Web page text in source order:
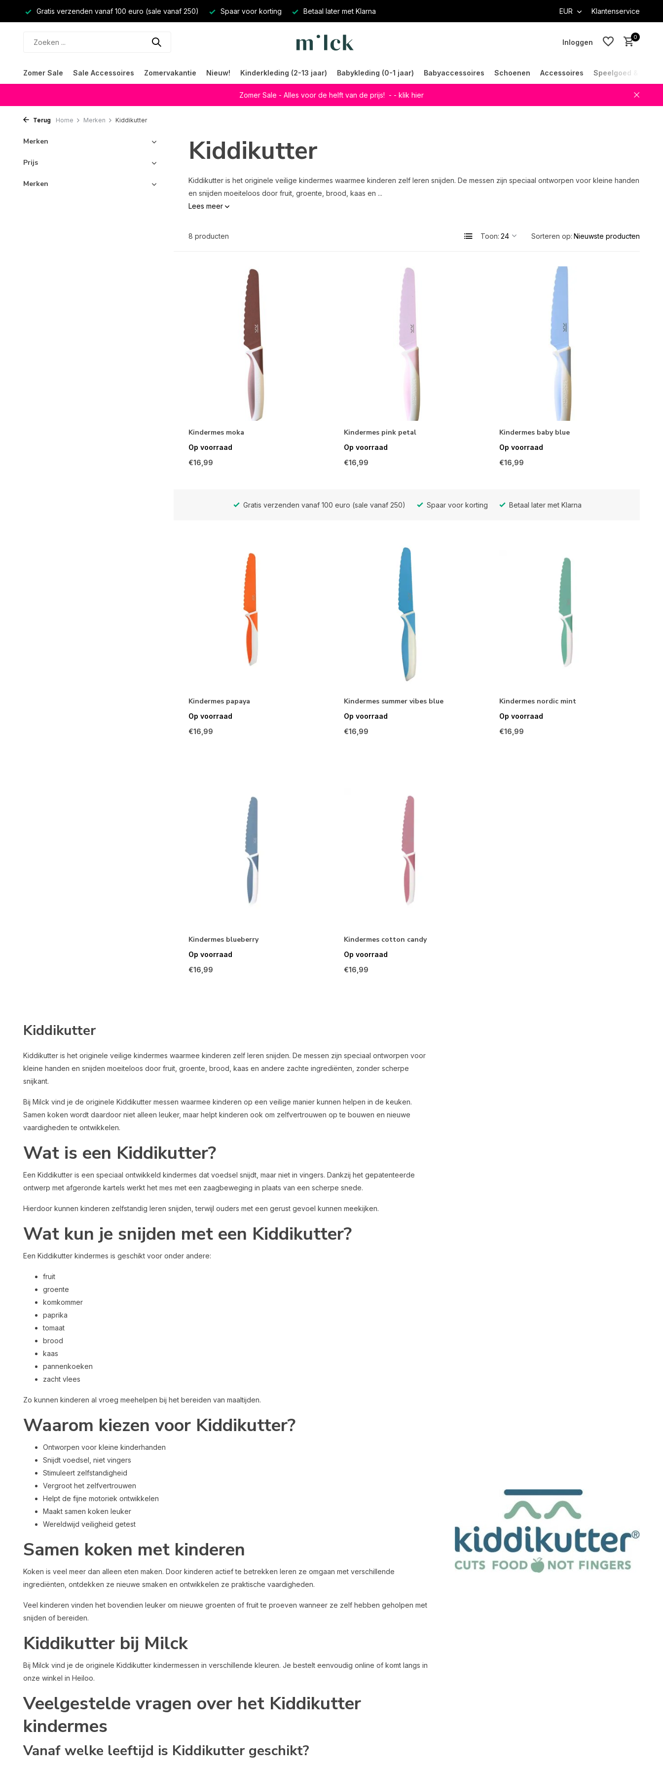
Gratis verzenden vanaf 100 euro (sale vanaf 250) Spaar voor korting Betaal later met Klarna EUR Klantenservice
Inloggen
0
Zomer Sale Sale Accessoires Zomervakantie Nieuw! Kinderkleding (2-13 jaar) Babykleding (0-1 jaar) Babyaccessoires Schoenen Accessoires Speelgoed &
Zomer Sale - Alles voor de helft van de prijs! - - klik hier
Terug Home Merken Kiddikutter
Merken
Prijs
Merken
Kiddikutter
Kiddikutter is het originele veilige kindermes waarmee kinderen zelf leren snijden. De messen zijn speciaal ontworpen voor kleine handen
en snijden moeiteloos door fruit, groente, brood, kaas en ...
Lees meer
8 producten Toon: Sorteren op:
Kindermes moka
Op voorraad
€16,99
Kindermes pink petal
Op voorraad
€16,99
Kindermes baby blue
Op voorraad
€16,99
Gratis verzenden vanaf 100 euro (sale vanaf 250) Spaar voor korting Betaal later met Klarna
Kindermes papaya
Op voorraad
€16,99
Kindermes summer vibes blue
Op voorraad
€16,99
Kindermes nordic mint
Op voorraad
€16,99
Kindermes blueberry
Op voorraad
€16,99
Kindermes cotton candy
Op voorraad
€16,99
Kiddikutter
Kiddikutter is het originele veilige kindermes waarmee kinderen zelf leren snijden. De messen zijn speciaal ontworpen voor
kleine handen en snijden moeiteloos door fruit, groente, brood, kaas en andere zachte ingrediënten, zonder scherpe
snijkant.
Bij Milck vind je de originele Kiddikutter messen waarmee kinderen op een veilige manier kunnen helpen in de keuken.
Samen koken wordt daardoor niet alleen leuker, maar helpt kinderen ook om zelfvertrouwen op te bouwen en nieuwe
vaardigheden te ontwikkelen.
Wat is een Kiddikutter?
Een Kiddikutter is een speciaal ontwikkeld kindermes dat voedsel snijdt, maar niet in vingers. Dankzij het gepatenteerde
ontwerp met afgeronde kartels werkt het mes met een zaagbeweging in plaats van een scherpe snede.
Hierdoor kunnen kinderen zelfstandig leren snijden, terwijl ouders met een gerust gevoel kunnen meekijken.
Wat kun je snijden met een Kiddikutter?
Een Kiddikutter kindermes is geschikt voor onder andere:
fruit
groente
komkommer
paprika
tomaat
brood
kaas
pannenkoeken
zacht vlees
Zo kunnen kinderen al vroeg meehelpen bij het bereiden van maaltijden.
Waarom kiezen voor Kiddikutter?
Ontworpen voor kleine kinderhanden
Snijdt voedsel, niet vingers
Stimuleert zelfstandigheid
Vergroot het zelfvertrouwen
Helpt de fijne motoriek ontwikkelen
Maakt samen koken leuker
Wereldwijd veiligheid getest
Samen koken met kinderen
Koken is veel meer dan alleen eten maken. Door kinderen actief te betrekken leren ze omgaan met verschillende
ingrediënten, ontdekken ze nieuwe smaken en ontwikkelen ze praktische vaardigheden.
Veel kinderen vinden het bovendien leuker om nieuwe groenten of fruit te proeven wanneer ze zelf hebben geholpen met
snijden of bereiden.
Kiddikutter bij Milck
Bij Milck vind je de originele Kiddikutter kindermessen in verschillende kleuren. Je bestelt eenvoudig online of komt langs in
onze winkel in Heiloo.
Veelgestelde vragen over het Kiddikutter
kindermes
Vanaf welke leeftijd is Kiddikutter geschikt?